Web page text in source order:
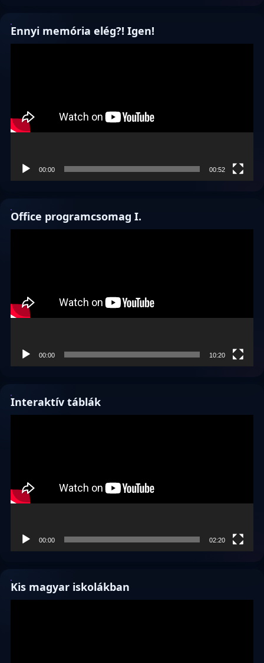
Ennyi memória elég?! Igen!
00:00 00:52
Office programcsomag I.
00:00 10:20
Interaktív táblák
00:00 02:20
Kis magyar iskolákban